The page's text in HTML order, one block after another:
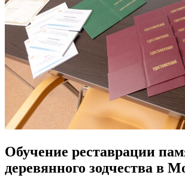
Обучение реставрации
деревянного зодчества в